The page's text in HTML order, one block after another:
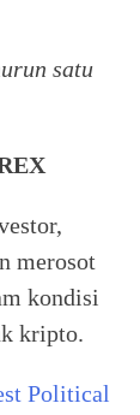
satu
merosot
kondisi
kripto.
Political